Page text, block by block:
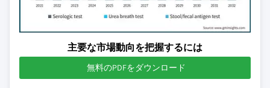
主要な市場動向を把握するには
無料のPDFをダウンロード